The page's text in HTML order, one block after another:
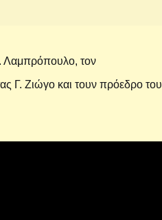
Λαμπρόπουλο, τον
Γ. Ζιώγο και τουν πρόεδρο του